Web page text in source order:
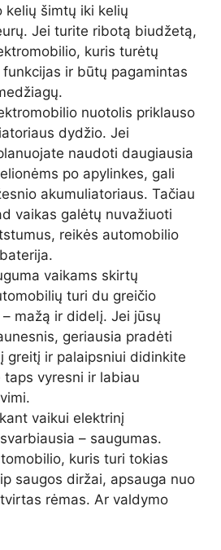
kelių šimtų iki kelių
Jei turite ribotą biudžetą,
kuris turėtų
ir būtų pagamintas
nuotolis priklauso
dydžio. Jei
naudoti daugiausia
po apylinkes, gali
akumuliatoriaus. Tačiau
vaikas galėtų nuvažiuoti
reikės automobilio
vaikams skirtų
turi du greičio
mažą ir didelį. Jei jūsų
geriausia pradėti
greitį ir palaipsniui didinkite
taps vyresni ir labiau
vaikui elektrinį
– saugumas.
kuris turi tokias
saugos diržai, apsauga nuo
rėmas. Ar valdymo